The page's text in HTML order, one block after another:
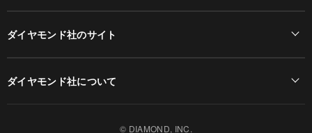
ダイヤモンド社のサイト
ダイヤモンド社について
© DIAMOND, INC.